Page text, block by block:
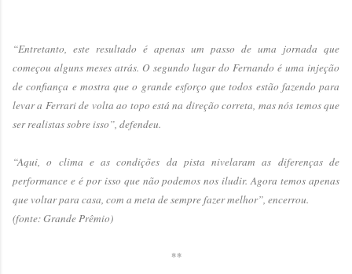
“Entretanto, este resultado é apenas um passo de uma jornada que
começou alguns meses atrás. O segundo lugar do Fernando é uma injeção
de confiança e mostra que o grande esforço que todos estão fazendo para
levar a Ferrari de volta ao topo está na direção correta, mas nós temos que
ser realistas sobre isso”, defendeu.
“Aqui, o clima e as condições da pista nivelaram as diferenças de
performance e é por isso que não podemos nos iludir. Agora temos apenas
que voltar para casa, com a meta de sempre fazer melhor”, encerrou.
(fonte: Grande Prêmio)
**